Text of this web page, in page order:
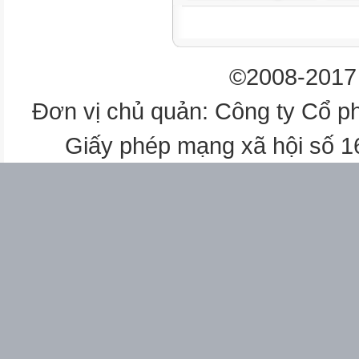
©2008-
Đơn vị chủ quản: Công ty Cổ
Giấy phép mạng xã hội số